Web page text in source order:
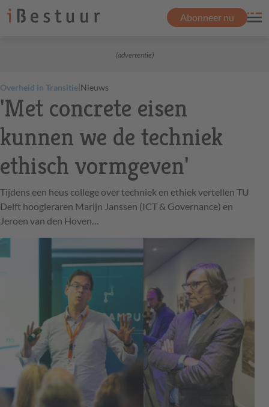
Abonneer nu
(advertentie)
Overheid in Transitie|Nieuws
'Met concrete eisen
kunnen we de techniek
ethisch vormgeven'
Tijdens een heus college over techniek en ethiek vertellen TU
Delft hoogleraren Marijn Janssen (ICT & Governance) en
Jeroen van den Hoven…